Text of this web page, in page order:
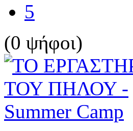
5
(0 ψήφοι)